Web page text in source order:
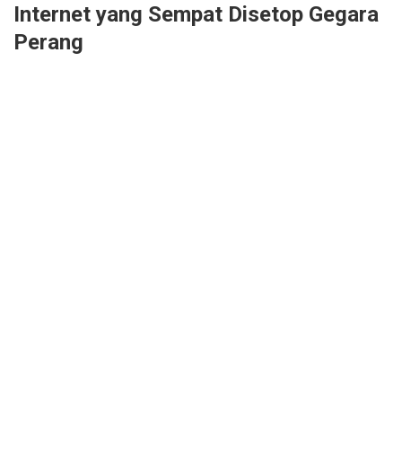
Internet yang Sempat Disetop Gegara
Perang